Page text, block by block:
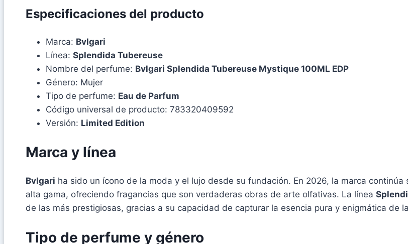
Especificaciones del producto
Marca: Bvlgari
Línea: Splendida Tubereuse
Nombre del perfume: Bvlgari Splendida Tubereuse Mystique 100ML EDP
Género: Mujer
Tipo de perfume: Eau de Parfum
Código universal de producto: 783320409592
Versión: Limited Edition
Marca y línea
Bvlgari ha sido un ícono de la moda y el lujo desde su fundación. En 2026, la marca
alta gama, ofreciendo fragancias que son verdaderas obras de arte olfativas. La línea
de las más prestigiosas, gracias a su capacidad de capturar la esencia pura y enigmática de
Tipo de perfume y género